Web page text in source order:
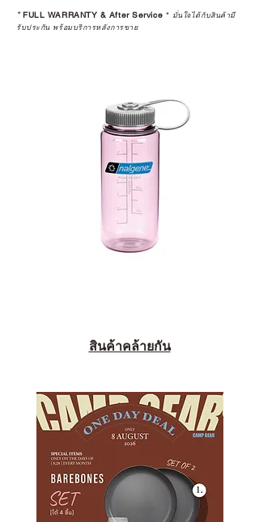
*FULL WARRANTY & After Service * มั่นใจได้กับสินค้ามี
รับประกัน พร้อมบริการหลังการขาย
สินค้าคล้ายกัน